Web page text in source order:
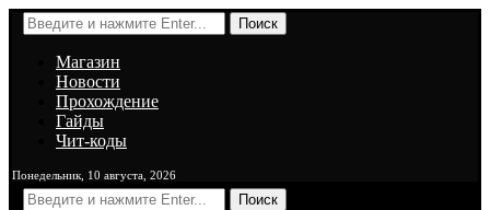
Поиск
Магазин
Новости
Прохождение
Гайды
Чит-коды
Понедельник, 10 августа, 2026
Поиск